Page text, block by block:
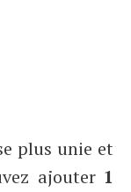
plus unie et
ajouter 1